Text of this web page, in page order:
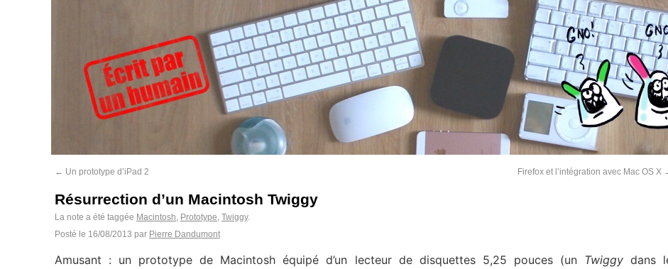
← Un prototype d’iPad 2 Firefox et l’intégration avec Mac OS X
Résurrection d’un Macintosh Twiggy
La note a été taggée Macintosh, Prototype, Twiggy.
Posté le 16/08/2013 par Pierre Dandumont
Amusant : un prototype de Macintosh équipé d’un lecteur de disquettes 5,25 pouces (un Twiggydans